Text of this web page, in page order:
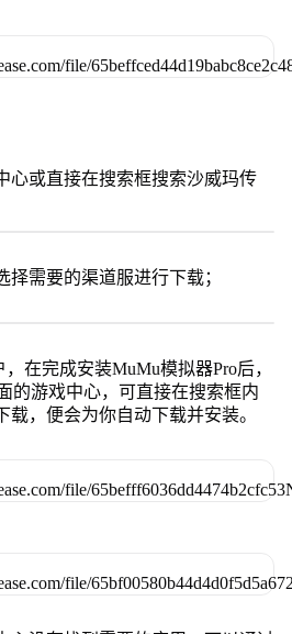
心或直接在搜索框搜索沙威玛传
择需要的渠道服进行下载；
在完成安装MuMu模拟器Pro后，
的游戏中心，可直接在搜索框内
，便会为你自动下载并安装。